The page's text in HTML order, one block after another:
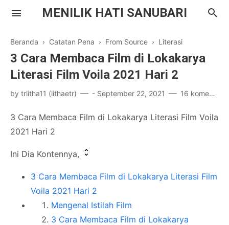
MENILIK HATI SANUBARI
Parenting
Inspirasi
Beranda › Catatan Pena › From Source › Literasi
3 Cara Membaca Film di Lokakarya
Literasi Film Voila 2021 Hari 2
by trlitha11 (lithaetr) - September 22, 2021 16 komentar
3 Cara Membaca Film di Lokakarya Literasi Film Voila
2021 Hari 2
Ini Dia Kontennya,
3 Cara Membaca Film di Lokakarya Literasi Film
Voila 2021 Hari 2
Mengenal Istilah Film
3 Cara Membaca Film di Lokakarya